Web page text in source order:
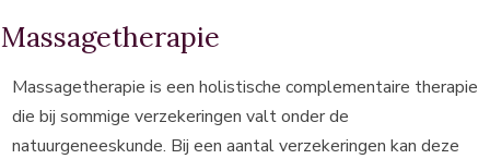
Massagetherapie
Massagetherapie is een holistische complementaire therapie
die bij sommige verzekeringen valt onder de
natuurgeneeskunde. Bij een aantal verzekeringen kan deze